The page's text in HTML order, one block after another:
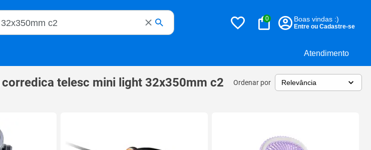
Atendimento
0 Boas vindas :)
Entre ou Cadastre-se
corredica telesc mini light 32x350mm c2 Ordenar por